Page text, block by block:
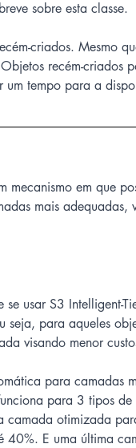
sobre esta classe.
criados. Mesmo
recém-criados
um tempo para a
mecanismo em que
mais adequadas,
usar S3 Intelligent-
para aqueles
visando menor
para camadas
para 3 tipos de
camada otimizada
40%. E uma última